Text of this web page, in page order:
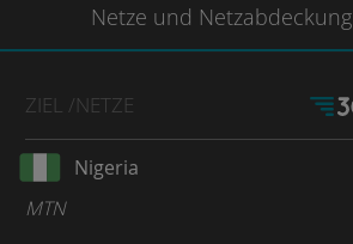
Netze und Netzabdeckung
ZIEL /NETZE
Nigeria
MTN